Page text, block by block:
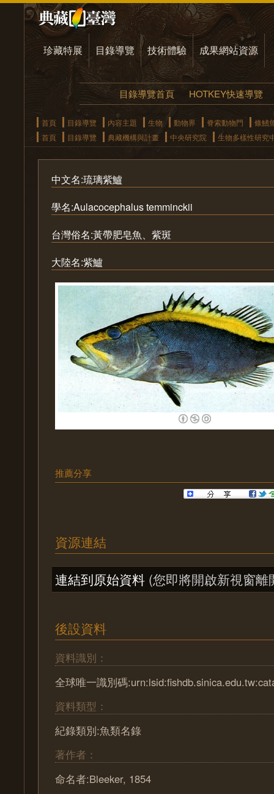
珍藏特展 目錄導覽 技術體驗 成果網站資源
目錄導覽首頁 HOTKEY快速導覽
首頁 目錄導覽 內容主題 生物 動物界 脊索動物門
條鰭
首頁
目錄導覽 典藏機構與計畫 中央研究院 生物多樣性研究
中文名:琉璃紫鱸
學名:Aulacocephalus temminckii
台灣俗名:黃帶肥皂魚、紫斑
大陸名:紫鱸
推薦分享
資源連結
連結到原始資料 (您即將開啟新視窗離
後設資料
資料識別：
全球唯一識別碼
資料類型：
紀錄類別:魚類名錄
著作者：
命名者:Bleeker, 1854